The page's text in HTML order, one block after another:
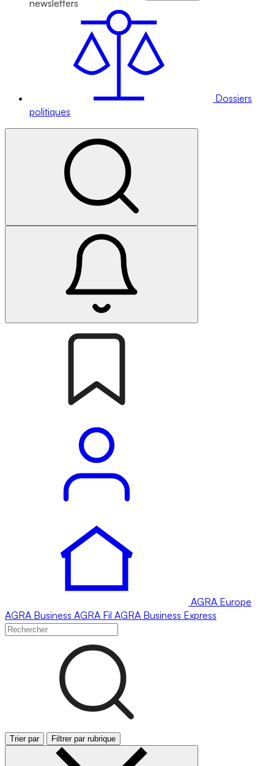
newsletters
Dossiers
politiques
AGRA Europe
AGRA Business AGRA Fil AGRA Business Express
Trier par Filtrer par rubrique